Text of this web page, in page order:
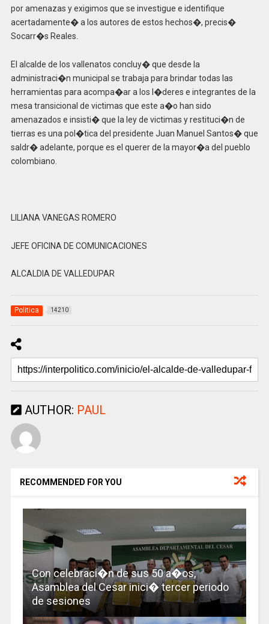
por amenazas y exigimos que se investigue e identifique
acertadamente� a los autores de estos hechos�, precis�
Socarr�s Reales.
El alcalde de los vallenatos concluy� que desde la
administraci�n municipal se trabaja para brindar todas las
herramientas para acompa�ar a los l�deres e integrantes de la
mesa transicional de victimas que este a�o han sido
amenazados e insisti� que la ley de victimas y restituci�n de
tierras es una pol�tica del presidente Juan Manuel Santos� que
saldr� adelante, porque es el querer de la mayor�a del pueblo
colombiano.
LILIANA VANEGAS ROMERO
JEFE OFICINA DE COMUNICACIONES
ALCALDIA DE VALLEDUPAR
Politica 14210
AUTHOR: PAUL
RECOMMENDED FOR YOU
Con celebraci�n de sus 50 a�os,
Asamblea del Cesar inici� tercer periodo
de sesiones